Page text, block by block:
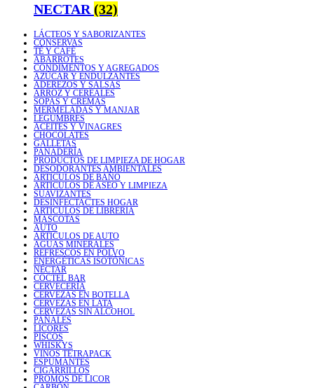
NECTAR (32)
LÁCTEOS Y SABORIZANTES
CONSERVAS
TÉ Y CAFÉ
ABARROTES
CONDIMENTOS Y AGREGADOS
AZÚCAR Y ENDULZANTES
ADEREZOS Y SALSAS
ARROZ Y CEREALES
SOPAS Y CREMAS
MERMELADAS Y MANJAR
LEGUMBRES
ACEITES Y VINAGRES
CHOCOLATES
GALLETAS
PANADERÍA
PRODUCTOS DE LIMPIEZA DE HOGAR
DESODORANTES AMBIENTALES
ARTICULOS DE BAÑO
ARTICULOS DE ASEO Y LIMPIEZA
SUAVIZANTES
DESINFECTACTES HOGAR
ARTICULOS DE LIBRERIA
MASCOTAS
AUTO
ARTICULOS DE AUTO
AGUAS MINERALES
REFRESCOS EN POLVO
ENERGÉTICAS ISOTÓNICAS
NÉCTAR
COCTEL BAR
CERVECERÍA
CERVEZAS EN BOTELLA
CERVEZAS EN LATA
CERVEZAS SIN ALCOHOL
PAÑALES
LICORES
PISCOS
WHISKYS
VINOS TETRAPACK
ESPUMANTES
CIGARRILLOS
PROMOS DE LICOR